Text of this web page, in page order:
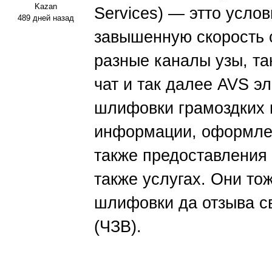
Kazan
489 дней назад
Services) — этто
завышенную скорость
разные каналы узы,
чат и так далее AVS
шлифовки грамоздких
информации,
также
также услугах. Они
шлифовки да отзыва
(ЧЗВ).